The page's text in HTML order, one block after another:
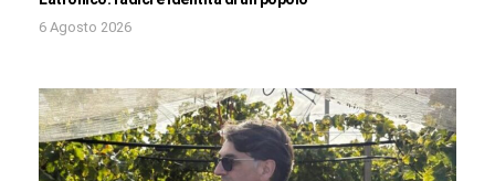
6 Agosto 2026